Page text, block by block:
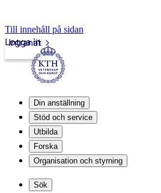
Till innehåll på sidan
Intranät
Logga in
Din anställning
Stöd och service
Utbilda
Forska
Organisation och styrning
Sök